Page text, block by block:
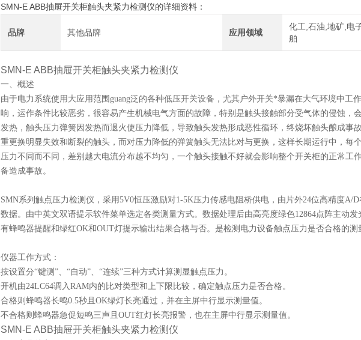
SMN-E ABB抽屉开关柜触头夹紧力检测仪的详细资料：
品牌 其他品牌 应用领域
化工,石油,地矿,电
舶
SMN-E ABB抽屉开关柜触头夹紧力检测仪
一、概述
由于电力系统使用大应用范围guang泛的各种低压开关设备，尤其户外开关*暴漏在大气环境中工
响，运作条件比较恶劣，很容易产生机械电气方面的故障，特别是触头接触部分受气体的侵蚀，
发热，触头压力弹簧因发热而退火使压力降低，导致触头发热形成恶性循环，终烧坏触头酿成事
重更换明显失效和断裂的触头，而对压力降低的弹簧触头无法比对与更换，这样长期运行中，每
压力不同而不同，差别越大电流分布越不均匀，一个触头接触不好就会影响整个开关柜的正常工
备造成事故。
SMN系列触点压力检测仪，采用5V0恒压激励对1-5K压力传感电阻桥供电，由片外24位高精度A/
数据。由中英文双语提示软件菜单选定各类测量方式。数据处理后由高亮度绿色12864点阵主动
有蜂鸣器提醒和绿红OK和OUT灯提示输出结果合格与否。是检测电力设备触点压力是否合格的测
仪器工作方式：
按设置分“键测”、“自动”、“连续”三种方式计算测显触点压力。
开机由24LC64调入RAM内的比对类型和上下限比较，确定触点压力是否合格。
合格则蜂鸣器长鸣0.5秒且OK绿灯长亮通过，并在主屏中行显示测量值。
不合格则蜂鸣器急促短鸣三声且OUT红灯长亮报警，也在主屏中行显示测量值。
SMN-E ABB抽屉开关柜触头夹紧力检测仪